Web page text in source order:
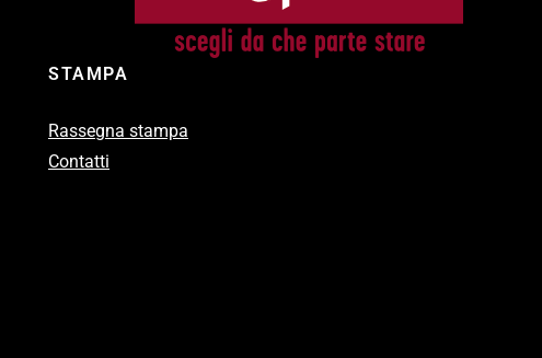
STAMPA
Rassegna stampa
Contatti